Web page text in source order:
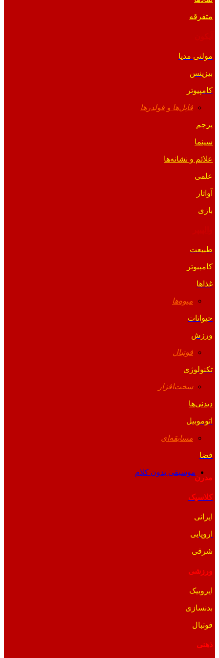
متفرقه
مولتی مدیا
بیزینس
کامپیوتر
فایل‌ها و فولدرها
پرچم
سینما
علائم و نشانه‌ها
علمی
آواتار
بازی
طبیعت
کامپیوتر
غذاها
میوه‌ها
حیوانات
ورزش
فوتبال
تکنولوژی
سخت‌افزار
دیدنی‌ها
اتوموبیل
مسابقه‌ای
فضا
موسیقی بدون کلام
مدرن
کلاسیک
ایرانی
اروپایی
شرقی
ورزشی
ایروبیک
بدنسازی
فوتبال
ذهنی